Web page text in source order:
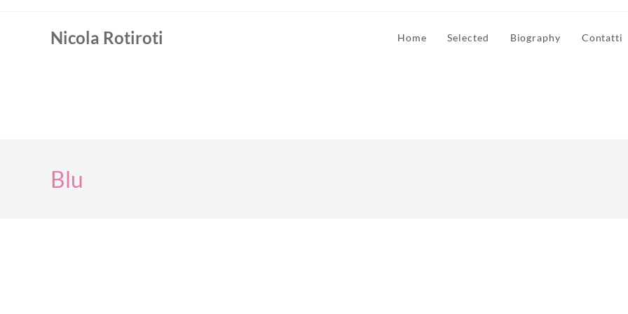
Nicola Rotiroti Home Selected Biography Contatti
Blu